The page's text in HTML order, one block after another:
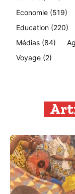
Economie (519)
Education (220)
Médias (84)
Voyage (2)